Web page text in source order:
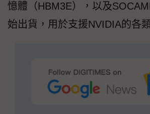
憶體（HBM3E），以及
始出貨，用於支援NVIDIA的各